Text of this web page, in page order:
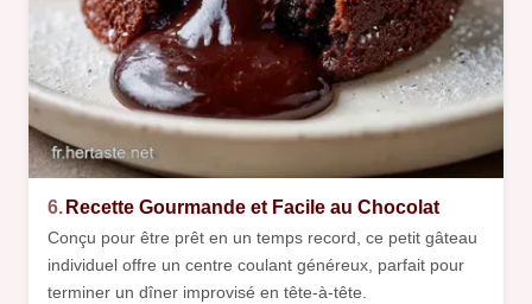
6. Recette Gourmande et Facile au Chocolat
Conçu pour être prêt en un temps record, ce petit gâteau
individuel offre un centre coulant généreux, parfait pour
terminer un dîner improvisé en tête-à-tête.